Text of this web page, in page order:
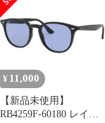
¥ 11,000
【新品未使用】
RB4259F-60180 レイバ